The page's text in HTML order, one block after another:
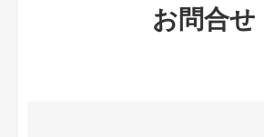
お問合せ